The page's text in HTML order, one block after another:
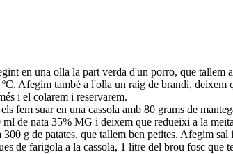
en una olla la part verda d'un porro, que tallem
Afegim també a l'olla un raig de brandi,
i el colarem i reservarem.
fem suar en una cassola amb 80 grams de
de nata 35% MG i deixem que redueixi a la
g de patates, que tallem ben petites. Afegim
de farigola a la cassola, 1 litre del brou fosc que